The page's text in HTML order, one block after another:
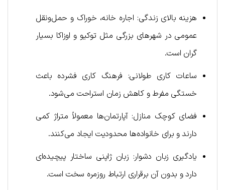
هزینه بالای زندگی: اجاره خانه، خوراک و حمل‌ونقل
عمومی در شهرهای بزرگی مثل توکیو و اوزاکا بسیار
گران است.
ساعات کاری طولانی: فرهنگ کاری فشرده باعث
خستگی مفرط و کاهش زمان استراحت می‌شود.
فضای کوچک منازل: آپارتمان‌ها معمولاً متراژ کمی
دارند و برای خانواده‌ها محدودیت ایجاد می‌کنند.
یادگیری زبان دشوار: زبان ژاپنی ساختار پیچیده‌ای
دارد و بدون آن برقراری ارتباط روزمره سخت است.